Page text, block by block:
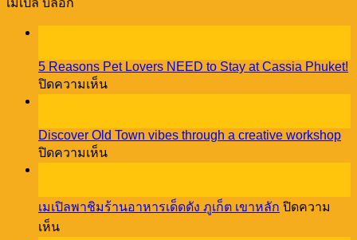
5 Reasons Pet Lovers NEED to Stay at Cassia Phuket!
ปิดความเห็นบน
Pet
Lovers
NEED
at
Cassia
Discover Old Town vibes through a creative workshop
ปิดความเห็นบน
Town
vibes
เมเปิลพาชิมร้านอาหารเด็ดดัง ภูเก็ต เขาหลัก ปิดความ
เห็นบน